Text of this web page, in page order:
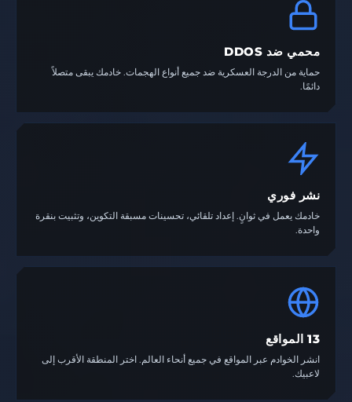
محمي ضد DDOS
حماية من الدرجة العسكرية ضد جميع أنواع الهجمات. خادمك يبقى متصلاً
دائمًا.
نشر فوري
خادمك يعمل في ثوانٍ. إعداد تلقائي، تحسينات مسبقة التكوين، وتثبيت بنقرة
واحدة.
13 المواقع
انشر الخوادم عبر المواقع في جميع أنحاء العالم. اختر المنطقة الأقرب إلى
لاعبيك.